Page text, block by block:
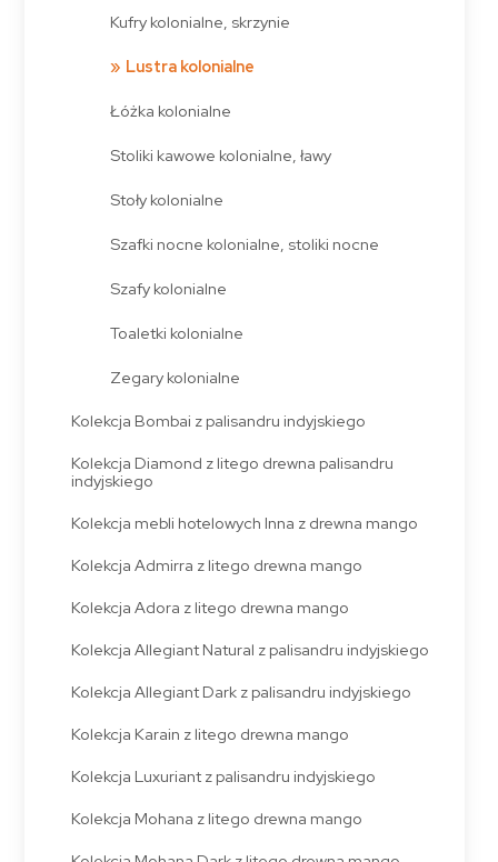
Kufry kolonialne, skrzynie
Lustra kolonialne
Łóżka kolonialne
Stoliki kawowe kolonialne, ławy
Stoły kolonialne
Szafki nocne kolonialne, stoliki nocne
Szafy kolonialne
Toaletki kolonialne
Zegary kolonialne
Kolekcja Bombai z palisandru indyjskiego
Kolekcja Diamond z litego drewna palisandru
indyjskiego
Kolekcja mebli hotelowych Inna z drewna mango
Kolekcja Admirra z litego drewna mango
Kolekcja Adora z litego drewna mango
Kolekcja Allegiant Natural z palisandru indyjskiego
Kolekcja Allegiant Dark z palisandru indyjskiego
Kolekcja Karain z litego drewna mango
Kolekcja Luxuriant z palisandru indyjskiego
Kolekcja Mohana z litego drewna mango